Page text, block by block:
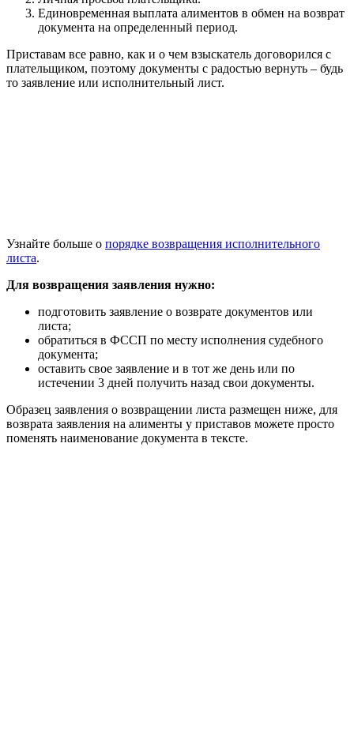
Единовременная выплата алиментов в обмен на возврат
документа на определенный период.
Приставам все равно, как и о чем взыскатель договорился с
плательщиком, поэтому документы с радостью вернуть – будь
то заявление или исполнительный лист.
Узнайте больше о порядке возвращения исполнительного
листа.
Для возвращения заявления нужно:
подготовить заявление о возврате документов или
листа;
обратиться в ФССП по месту исполнения судебного
документа;
оставить свое заявление и в тот же день или по
истечении 3 дней получить назад свои документы.
Образец заявления о возвращении листа размещен ниже, для
возврата заявления на алименты у приставов можете просто
поменять наименование документа в тексте.